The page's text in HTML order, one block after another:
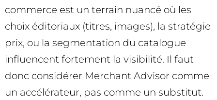
commerce est un terrain nuancé où les
choix éditoriaux (titres, images), la stratégie
prix, ou la segmentation du catalogue
influencent fortement la visibilité. Il faut
donc considérer Merchant Advisor comme
un accélérateur, pas comme un substitut.